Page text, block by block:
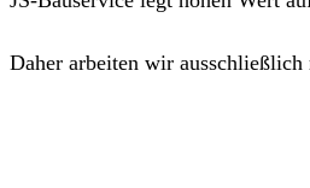
Daher arbeiten wir